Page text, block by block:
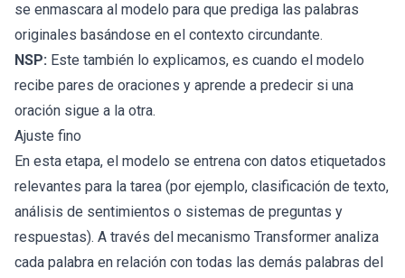
se enmascara al modelo para que prediga las palabras
originales basándose en el contexto circundante.
NSP: Este también lo explicamos, es cuando el modelo
recibe pares de oraciones y aprende a predecir si una
oración sigue a la otra.
Ajuste fino
En esta etapa, el modelo se entrena con datos etiquetados
relevantes para la tarea (por ejemplo, clasificación de texto,
análisis de sentimientos o sistemas de preguntas y
respuestas). A través del mecanismo Transformer analiza
cada palabra en relación con todas las demás palabras del